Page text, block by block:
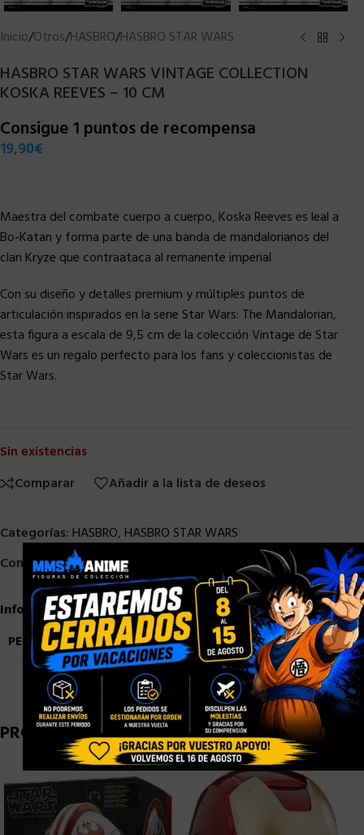
Inicio/Otros/HASBRO/HASBRO STAR WARS
HASBRO STAR WARS VINTAGE COLLECTION
KOSKA REEVES – 10 CM
Consigue 1 puntos de recompensa
19,90€
Maestra del combate cuerpo a cuerpo, Koska Reeves es leal a
Bo-Katan y forma parte de una banda de mandalorianos del
clan Kryze que contraataca al remanente imperial
Con su diseño y detalles premium y múltiples puntos de
articulación inspirados en la serie Star Wars: The Mandalorian,
esta figura a escala de 9,5 cm de la colección Vintage de Star
Wars es un regalo perfecto para los fans y coleccionistas de
Star Wars.
Sin existencias
Comparar
Añadir a la lista de deseos
Categorías: HASBRO, HASBRO STAR WARS
Compartir:
Información adicional
PESO
0,9 kg
PRODUCTOS RELACIONADOS
×